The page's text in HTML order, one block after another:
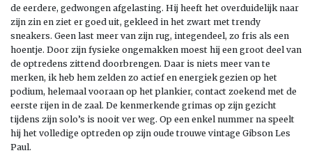
de eerdere, gedwongen afgelasting. Hij heeft het overduidelijk naar
zijn zin en ziet er goed uit, gekleed in het zwart met trendy
sneakers. Geen last meer van zijn rug, integendeel, zo fris als een
hoentje. Door zijn fysieke ongemakken moest hij een groot deel van
de optredens zittend doorbrengen. Daar is niets meer van te
merken, ik heb hem zelden zo actief en energiek gezien op het
podium, helemaal vooraan op het plankier, contact zoekend met de
eerste rijen in de zaal. De kenmerkende grimas op zijn gezicht
tijdens zijn solo’s is nooit ver weg. Op een enkel nummer na speelt
hij het volledige optreden op zijn oude trouwe vintage Gibson Les
Paul.